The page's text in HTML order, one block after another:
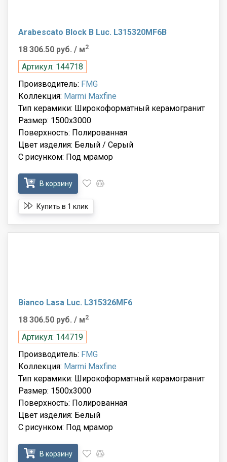
Arabescato Block B Luc. L315320MF6B
18 306.50 руб. / м2
Артикул: 144718
Производитель: FMG
Коллекция: Marmi Maxfine
Тип керамики: Широкоформатный керамогранит
Размер: 1500x3000
Поверхность: Полированная
Цвет изделия: Белый / Серый
С рисунком: Под мрамор
В корзину
Купить в 1 клик
Bianco Lasa Luc. L315326MF6
18 306.50 руб. / м2
Артикул: 144719
Производитель: FMG
Коллекция: Marmi Maxfine
Тип керамики: Широкоформатный керамогранит
Размер: 1500x3000
Поверхность: Полированная
Цвет изделия: Белый
С рисунком: Под мрамор
В корзину